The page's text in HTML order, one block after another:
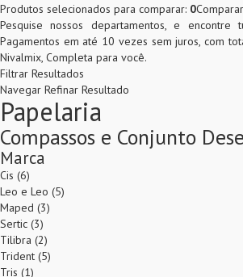
Produtos selecionados para comparar: 0Comparar
Pesquise nossos departamentos, e encontre
Pagamentos em até 10 vezes sem juros, com
Nivalmix, Completa para você.
Filtrar Resultados
Navegar Refinar Resultado
Papelaria
Compassos e Conjunto
Marca
Cis (6)
Leo e Leo (5)
Maped (3)
Sertic (3)
Tilibra (2)
Trident (5)
Tris (1)